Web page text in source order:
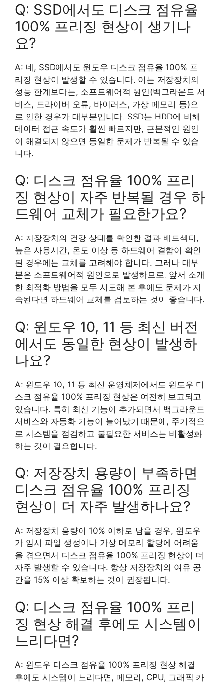
Q: SSD에서도 디스크 점유율
100% 프리징 현상이 생기나
요?
A: 네, SSD에서도 윈도우 디스크 점유율 100% 프
리징 현상이 발생할 수 있습니다. 이는 저장장치의
성능 한계보다는, 소프트웨어적 원인(백그라운드 서
비스, 드라이버 오류, 바이러스, 가상 메모리 등)으
로 인한 경우가 대부분입니다. SSD는 HDD에 비해
데이터 접근 속도가 훨씬 빠르지만, 근본적인 원인
이 해결되지 않으면 동일한 문제가 반복될 수 있습
니다.
Q: 디스크 점유율 100% 프리
징 현상이 자주 반복될 경우 하
드웨어 교체가 필요한가요?
A: 저장장치의 건강 상태를 확인한 결과 배드섹터,
높은 사용시간, 온도 이상 등 하드웨어 결함이 확인
된 경우에는 교체를 고려해야 합니다. 그러나 대부
분은 소프트웨어적 원인으로 발생하므로, 앞서 소개
한 최적화 방법을 모두 시도해 본 후에도 문제가 지
속된다면 하드웨어 교체를 검토하는 것이 좋습니다.
Q: 윈도우 10, 11 등 최신 버전
에서도 동일한 현상이 발생하
나요?
A: 윈도우 10, 11 등 최신 운영체제에서도 윈도우 디
스크 점유율 100% 프리징 현상은 여전히 보고되고
있습니다. 특히 최신 기능이 추가되면서 백그라운드
서비스와 자동화 기능이 늘어났기 때문에, 주기적으
로 시스템을 점검하고 불필요한 서비스는 비활성화
하는 것이 필요합니다.
Q: 저장장치 용량이 부족하면
디스크 점유율 100% 프리징
현상이 더 자주 발생하나요?
A: 저장장치 용량이 10% 이하로 남을 경우, 윈도우
가 임시 파일 생성이나 가상 메모리 할당에 어려움
을 겪으면서 디스크 점유율 100% 프리징 현상이 더
자주 발생할 수 있습니다. 항상 저장장치의 여유 공
간을 15% 이상 확보하는 것이 권장됩니다.
Q: 디스크 점유율 100% 프리
징 현상 해결 후에도 시스템이
느리다면?
A: 윈도우 디스크 점유율 100% 프리징 현상 해결
후에도 시스템이 느리다면, 메모리, CPU, 그래픽 카